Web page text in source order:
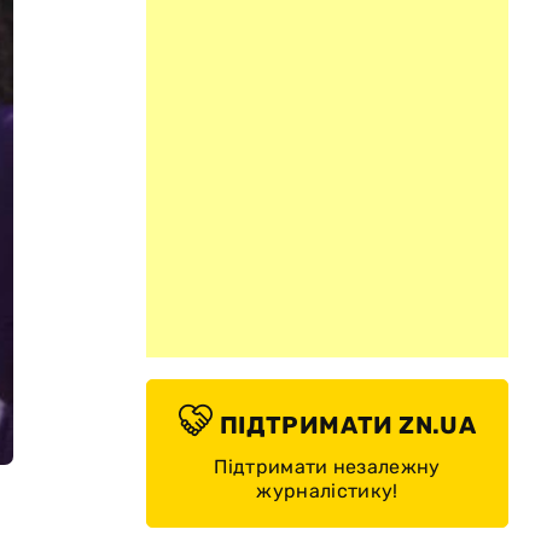
ПІДТРИМАТИ ZN.UA
Підтримати незалежну
журналістику!